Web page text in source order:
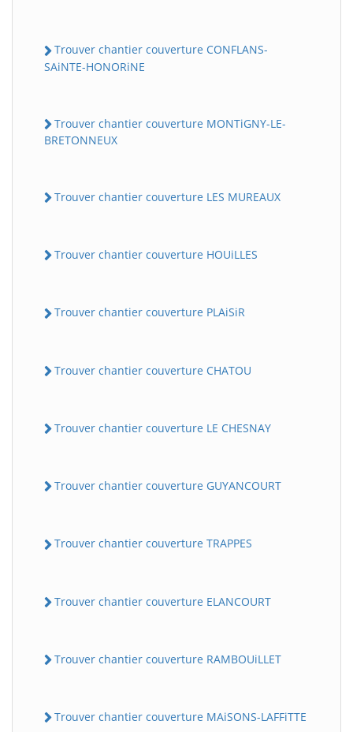
Trouver chantier couverture CONFLANS-
SAiNTE-HONORiNE
Trouver chantier couverture MONTiGNY-LE-
BRETONNEUX
Trouver chantier couverture LES MUREAUX
Trouver chantier couverture HOUiLLES
Trouver chantier couverture PLAiSiR
Trouver chantier couverture CHATOU
Trouver chantier couverture LE CHESNAY
Trouver chantier couverture GUYANCOURT
Trouver chantier couverture TRAPPES
Trouver chantier couverture ELANCOURT
Trouver chantier couverture RAMBOUiLLET
Trouver chantier couverture MAiSONS-LAFFiTTE